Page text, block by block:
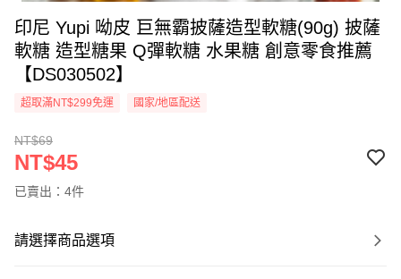
印尼 Yupi 呦皮 巨無霸披薩造型軟糖(90g) 披薩
軟糖 造型糖果 Q彈軟糖 水果糖 創意零食推薦
【DS030502】
超取滿NT$299免運 國家/地區配送
NT$69
NT$45
已賣出：4件
請選擇商品選項